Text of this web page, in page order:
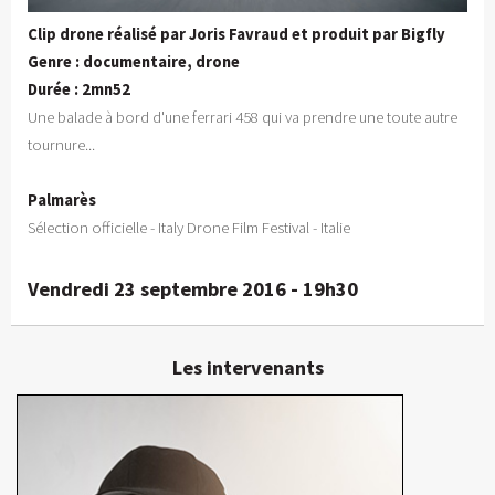
Clip drone réalisé par Joris Favraud et produit par Bigfly
Genre : documentaire, drone
Durée : 2mn52
Une balade à bord d'une ferrari 458 qui va prendre une toute autre
tournure...
Palmarès
Sélection officielle - Italy Drone Film Festival - Italie
Vendredi 23 septembre 2016 - 19h30
Les intervenants
Réalisateur, chef opérateur